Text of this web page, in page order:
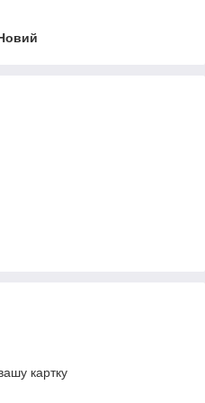
картку